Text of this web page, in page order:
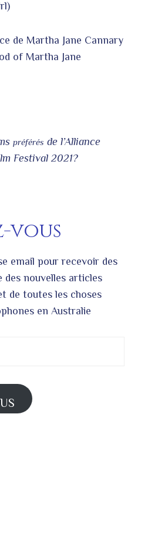
de Martha Jane Cannary
of Martha Jane
préférés de l’Alliance
Festival 2021?
vous
email pour recevoir des
nouvelles articles
de toutes les choses
en Australie